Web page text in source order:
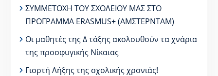
ΣΥΜΜΕΤΟΧΗ ΤΟΥ ΣΧΟΛΕΙΟΥ ΜΑΣ ΣΤΟ
ΠΡΟΓΡΑΜΜΑ ERASMUS+ (ΑΜΣΤΕΡΝΤΑΜ)
Οι μαθητές της Δ τάξης ακολουθούν τα χνάρια
της προσφυγικής Νίκαιας
Γιορτή Λήξης της σχολικής χρονιάς!